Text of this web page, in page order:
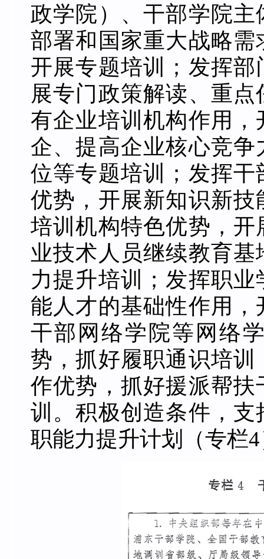
政学院）、干部学院
部署和国家重大战略
开展专题培训；发挥
展专门政策解读、重
有企业培训机构作用
企、提高企业核心竞
位等专题培训；发挥
优势，开展新知识新
培训机构特色优势，
业技术人员继续教育
力提升培训；发挥职
能人才的基础性作用
干部网络学院等网络
势，抓好履职通识培
作优势，抓好援派帮
训。积极创造条件，
职能力提升计划（专栏